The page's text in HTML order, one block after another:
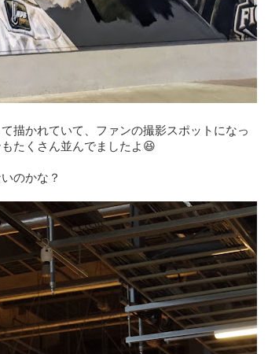
描かれていて、ファンの撮影スポットになっ
たくさん並んでましたよ😆
のかな？